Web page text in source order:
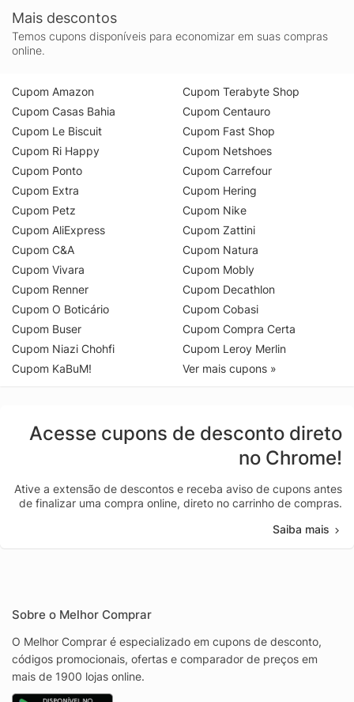
Mais descontos
Temos cupons disponíveis para economizar em suas compras
online.
Cupom Amazon
Cupom Casas Bahia
Cupom Le Biscuit
Cupom Ri Happy
Cupom Ponto
Cupom Extra
Cupom Petz
Cupom AliExpress
Cupom C&A
Cupom Vivara
Cupom Renner
Cupom O Boticário
Cupom Buser
Cupom Niazi Chohfi
Cupom KaBuM!
Cupom Terabyte Shop
Cupom Centauro
Cupom Fast Shop
Cupom Netshoes
Cupom Carrefour
Cupom Hering
Cupom Nike
Cupom Zattini
Cupom Natura
Cupom Mobly
Cupom Decathlon
Cupom Cobasi
Cupom Compra Certa
Cupom Leroy Merlin
Ver mais cupons »
Acesse cupons de desconto direto
no Chrome!
Ative a extensão de descontos e receba aviso de cupons antes
de finalizar uma compra online, direto no carrinho de compras.
Saiba mais
Sobre o Melhor Comprar
O Melhor Comprar é especializado em cupons de desconto,
códigos promocionais, ofertas e comparador de preços em
mais de 1900 lojas online.